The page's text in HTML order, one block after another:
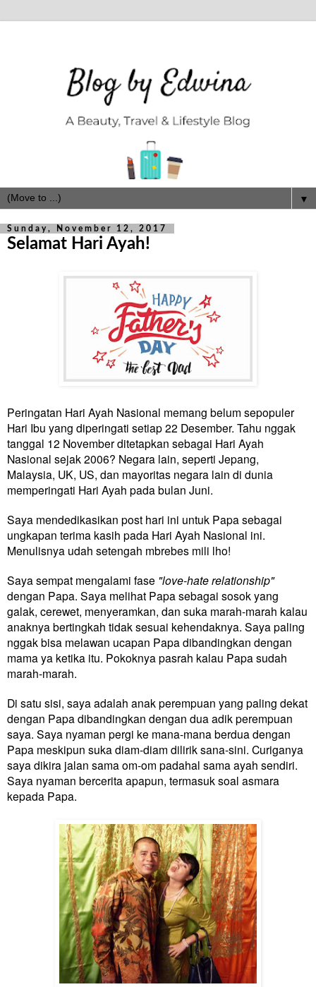
▼
Sunday, November 12, 2017
Selamat Hari Ayah!
Peringatan Hari Ayah Nasional memang belum sepopuler
Hari Ibu yang diperingati setiap 22 Desember. Tahu nggak
tanggal 12 November ditetapkan sebagai Hari Ayah
Nasional sejak 2006? Negara lain, seperti Jepang,
Malaysia, UK, US, dan mayoritas negara lain di dunia
memperingati Hari Ayah pada bulan Juni.
Saya mendedikasikan post hari ini untuk Papa sebagai
ungkapan terima kasih pada Hari Ayah Nasional ini.
Menulisnya udah setengah mbrebes mili lho!
Saya sempat mengalami fase "love-hate relationship"
dengan Papa. Saya melihat Papa sebagai sosok yang
galak, cerewet, menyeramkan, dan suka marah-marah kalau
anaknya bertingkah tidak sesuai kehendaknya. Saya paling
nggak bisa melawan ucapan Papa dibandingkan dengan
mama ya ketika itu. Pokoknya pasrah kalau Papa sudah
marah-marah.
Di satu sisi, saya adalah anak perempuan yang paling dekat
dengan Papa dibandingkan dengan dua adik perempuan
saya. Saya nyaman pergi ke mana-mana berdua dengan
Papa meskipun suka diam-diam dilirik sana-sini. Curiganya
saya dikira jalan sama om-om padahal sama ayah sendiri.
Saya nyaman bercerita apapun, termasuk soal asmara
kepada Papa.